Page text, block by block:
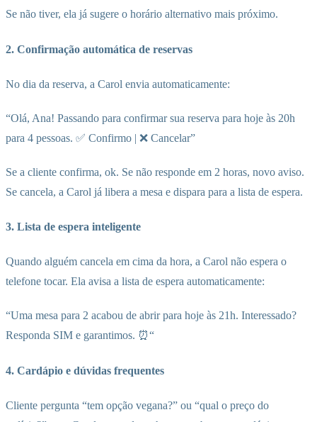
Se não tiver, ela já sugere o horário alternativo mais próximo.
2. Confirmação automática de reservas
No dia da reserva, a Carol envia automaticamente:
“Olá, Ana! Passando para confirmar sua reserva para hoje às 20h
para 4 pessoas. ✅ Confirmo | ❌ Cancelar”
Se a cliente confirma, ok. Se não responde em 2 horas, novo aviso.
Se cancela, a Carol já libera a mesa e dispara para a lista de espera.
3. Lista de espera inteligente
Quando alguém cancela em cima da hora, a Carol não espera o
telefone tocar. Ela avisa a lista de espera automaticamente:
“Uma mesa para 2 acabou de abrir para hoje às 21h. Interessado?
Responda SIM e garantimos. ⏰“
4. Cardápio e dúvidas frequentes
Cliente pergunta “tem opção vegana?” ou “qual o preço do